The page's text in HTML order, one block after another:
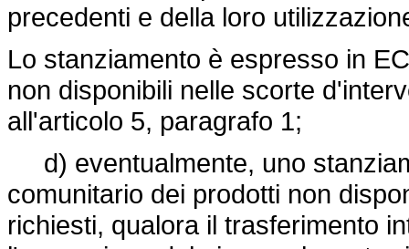
precedenti e della loro
Lo stanziamento è espresso in
non disponibili nelle scorte
all'articolo 5, paragrafo 1;
d) eventualmente, uno
comunitario dei prodotti non
richiesti, qualora il trasferimento